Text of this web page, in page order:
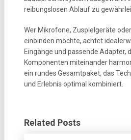
reibungslosen Ablauf zu
Wer Mikrofone, Zuspielgeräte
einbinden möchte, achtet
Eingänge und passende Adapter,
Komponenten miteinander
ein rundes Gesamtpaket, das
und Erlebnis optimal kombiniert.
Related Posts